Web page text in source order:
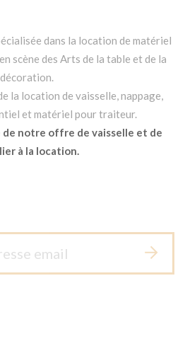
dans la location de matériel
scène des Arts de la table et de la
décoration.
la location de vaisselle, nappage,
et matériel pour traiteur.
de notre offre de vaisselle et de
à la location.